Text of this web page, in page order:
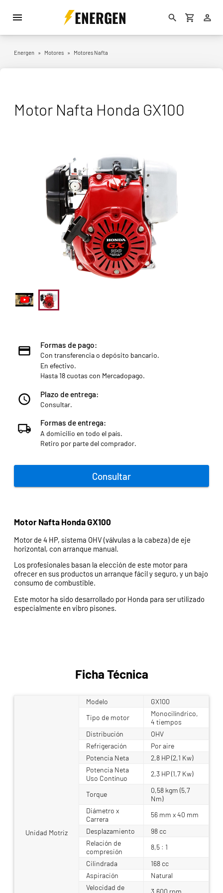
ENERGEN
Energen » Motores » Motores Nafta
Motor Nafta Honda GX100
Formas de pago:
Con transferencia o depósito bancario.
En efectivo.
Hasta 18 cuotas con Mercadopago.
Plazo de entrega:
Consultar.
Formas de entrega:
A domicilio en todo el país.
Retiro por parte del comprador.
Consultar
Motor Nafta Honda GX100
Motor de 4 HP, sistema OHV (válvulas a la cabeza) de eje
horizontal, con arranque manual.
Los profesionales basan la elección de este motor para
ofrecer en sus productos un arranque fácil y seguro, y un bajo
consumo de combustible.
Este motor ha sido desarrollado por Honda para ser utilizado
especialmente en vibro pisones.
Ficha Técnica
Unidad Motriz
Modelo
GX100
Tipo de motor
Monocilíndrico,
4 tiempos
Distribución
OHV
Refrigeración
Por aire
Potencia Neta
2,8 HP (2,1 Kw)
Potencia Neta
Uso Contínuo
2,3 HP (1,7 Kw)
Torque
0,58 kgm (5,7
Nm)
Diámetro x
Carrera
56 mm x 40 mm
Desplazamiento
98 cc
Relación de
compresión
8,5 : 1
Cilindrada
168 cc
Aspiración
Natural
Velocidad de